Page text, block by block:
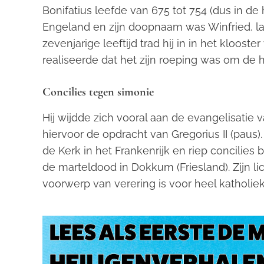
Bonifatius leefde van 675 tot 754 (dus in
Engeland en zijn doopnaam was Winfried,
zevenjarige leeftijd trad hij in in het
realiseerde dat het zijn roeping was om de
Concilies tegen simonie
Hij wijdde zich vooral aan de evangelisatie
hiervoor de opdracht van Gregorius II
de Kerk in het Frankenrijk en riep concilies
de marteldood in Dokkum (Friesland). Zijn
voorwerp van verering is voor heel